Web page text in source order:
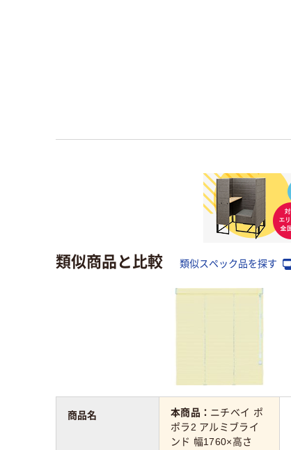
類似商品と比較 類似スペック品を探す
本商品： ニチベイ ポ
ポラ2 アルミブライ
ンド 幅1760×高さ
商品名